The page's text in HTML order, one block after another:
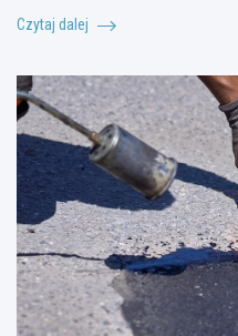
Czytaj dalej